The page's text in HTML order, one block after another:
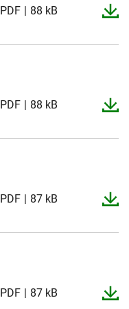
PDF 88 kB
PDF 88 kB
PDF 87 kB
PDF 87 kB